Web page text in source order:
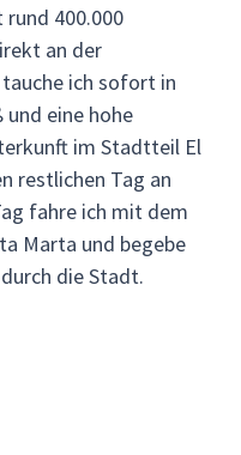
400.000
an der
ich sofort in
und eine hohe
im Stadtteil El
restlichen Tag an
fahre ich mit dem
Marta und begebe
die Stadt.